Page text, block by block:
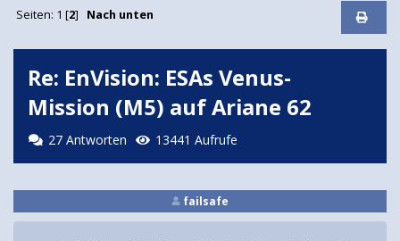
Seiten: 1 [2] Nach unten
Re: EnVision: ESAs Venus-
Mission (M5) auf Ariane 62
27 Antworten 13441 Aufrufe
failsafe